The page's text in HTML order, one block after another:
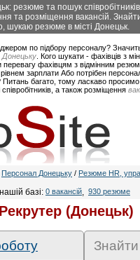
резюме та пошук
та розміщення вакансій. Знайти
шукаю резюме в місті Донецьк.
по підбору персоналу?
Донецьку . Кого шукати - фахівців з
перевагу фахівцям з відмінним
зарплати Або потрібен
багато, тому ласкаво просимо
а також розміщення
Персонал Донецьку / Резюме HR,
базі: 0 вакансій, 930 резюме
(Донецьк)